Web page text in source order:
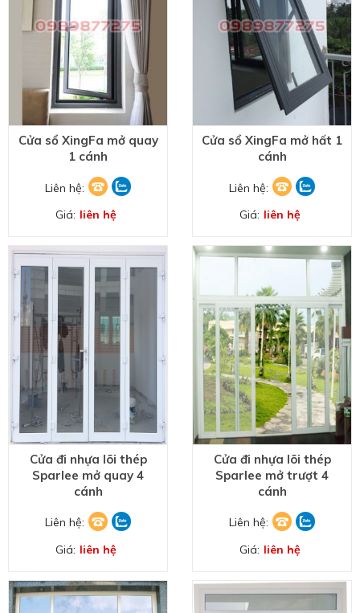
Cửa sổ XingFa mở quay
1 cánh
Liên hệ:
Giá: liên hệ
Cửa sổ XingFa mở hất 1
cánh
Liên hệ:
Giá: liên hệ
Cửa đi nhựa lõi thép
Sparlee mở quay 4
cánh
Liên hệ:
Giá: liên hệ
Cửa đi nhựa lõi thép
Sparlee mở trượt 4
cánh
Liên hệ:
Giá: liên hệ